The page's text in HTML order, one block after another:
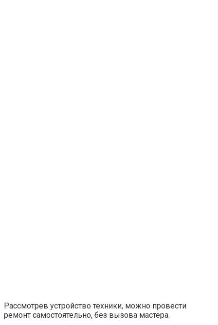
Рассмотрев устройство техники, можно провести
ремонт самостоятельно, без вызова мастера.